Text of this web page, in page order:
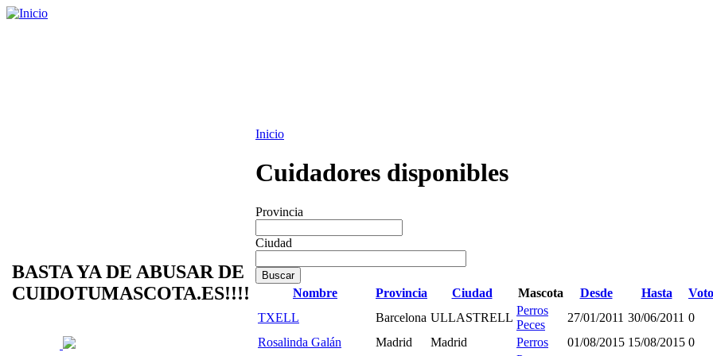
BASTA YA DE ABUSAR DE
CUIDOTUMASCOTA.ES!!!!
Inicio
Cuidadores disponibles
Provincia
Ciudad
Nombre Provincia Ciudad Mascota Desde Hasta
TXELL
Barcelona ULLASTRELL
Perros
Peces
27/01/2011 30/06/2011 0
Rosalinda Galán
Madrid Madrid Perros 01/08/2015 15/08/2015 0